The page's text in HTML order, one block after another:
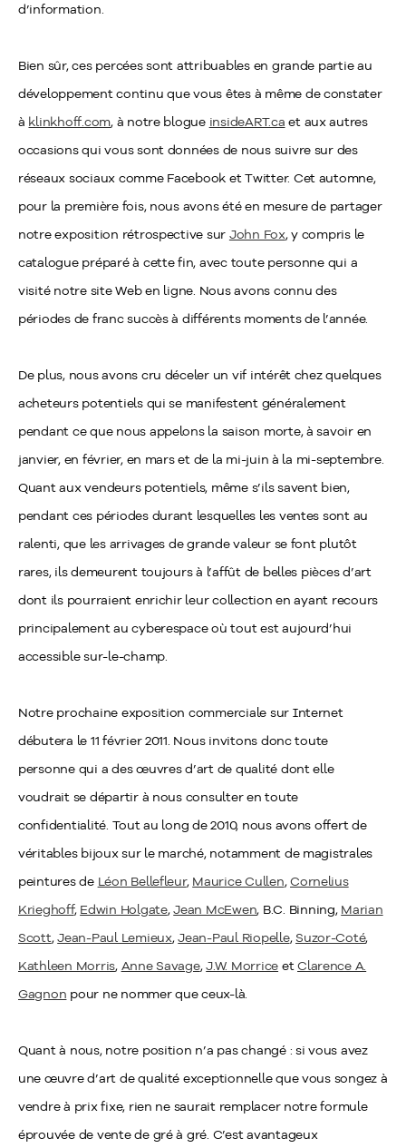
d’information.
Bien sûr, ces percées sont attribuables en grande partie au
développement continu que vous êtes à même de constater
à klinkhoff.com, à notre blogue insideART.ca et aux autres
occasions qui vous sont données de nous suivre sur des
réseaux sociaux comme Facebook et Twitter. Cet automne,
pour la première fois, nous avons été en mesure de partager
notre exposition rétrospective sur John Fox, y compris le
catalogue préparé à cette fin, avec toute personne qui a
visité notre site Web en ligne. Nous avons connu des
périodes de franc succès à différents moments de l’année.
De plus, nous avons cru déceler un vif intérêt chez quelques
acheteurs potentiels qui se manifestent généralement
pendant ce que nous appelons la saison morte, à savoir en
janvier, en février, en mars et de la mi-juin à la mi-septembre.
Quant aux vendeurs potentiels, même s’ils savent bien,
pendant ces périodes durant lesquelles les ventes sont au
ralenti, que les arrivages de grande valeur se font plutôt
rares, ils demeurent toujours à l’affût de belles pièces d’art
dont ils pourraient enrichir leur collection en ayant recours
principalement au cyberespace où tout est aujourd’hui
accessible sur-le-champ.
Notre prochaine exposition commerciale sur Internet
débutera le 11 février 2011. Nous invitons donc toute
personne qui a des œuvres d’art de qualité dont elle
voudrait se départir à nous consulter en toute
confidentialité. Tout au long de 2010, nous avons offert de
véritables bijoux sur le marché, notamment de magistrales
peintures de Léon Bellefleur, Maurice Cullen,Cornelius
Krieghoff, Edwin Holgate,Jean McEwen, B.C. Binning, Marian
Scott,Jean-Paul Lemieux,Jean-Paul Riopelle,Suzor-Coté,
Kathleen Morris, Anne Savage,J.W. Morrice etClarence A.
Gagnon pour ne nommer que ceux-là.
Quant à nous, notre position n’a pas changé : si vous avez
une œuvre d’art de qualité exceptionnelle que vous songez à
vendre à prix fixe, rien ne saurait remplacer notre formule
éprouvée de vente de gré à gré. C’est avantageux